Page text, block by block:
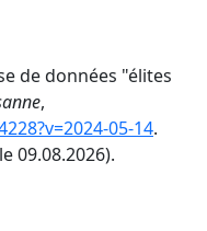
de données "élites
,
05-14.
09.08.2026).